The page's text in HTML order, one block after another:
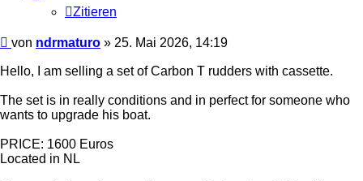
Zitieren
Beitrag
von ndrmaturo » 25. Mai 2026, 14:19
Hello, I am selling a set of Carbon T rudders with cassette.
The set is in really conditions and in perfect for someone who
wants to upgrade his boat.
PRICE: 1600 Euros
Located in NL